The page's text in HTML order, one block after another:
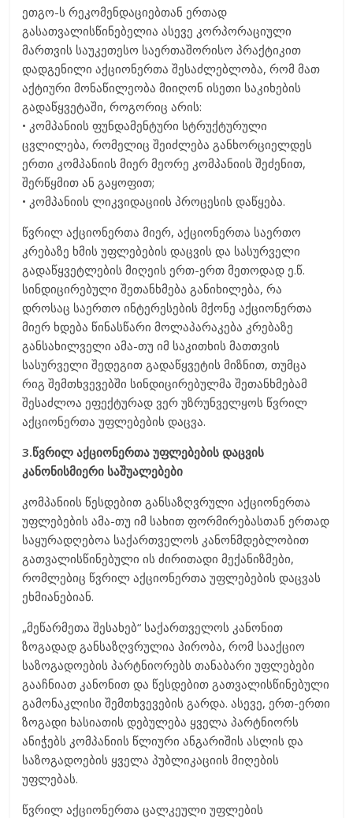
ეთგო-ს რეკომენდაციებთან ერთად
გასათვალისწინებელია ასევე კორპორაციული
მართვის საუკეთესო საერთაშორისო პრაქტიკით
დადგენილი აქციონერთა შესაძლებლობა, რომ მათ
აქტიური მონაწილეობა მიიღონ ისეთი საკიხების
გადაწყვეტაში, როგორიც არის:
• კომპანიის ფუნდამენტური სტრუქტურული
ცვლილება, რომელიც შეიძლება განხორციელდეს
ერთი კომპანიის მიერ მეორე კომპანიის შეძენით,
შერწყმით ან გაყოფით;
• კომპანიის ლიკვიდაციის პროცესის დაწყება.
წვრილ აქციონერთა მიერ, აქციონერთა საერთო
კრებაზე ხმის უფლებების დაცვის და სასურველი
გადაწყვეტლების მიღეის ერთ-ერთ მეთოდად ე.წ.
სინდიცირებული შეთანხმება განიხილება, რა
დროსაც საერთო ინტერესების მქონე აქციონერთა
მიერ ხდება წინასწარი მოლაპარაკება კრებაზე
განსახილველი ამა-თუ იმ საკითხის მათთვის
სასურველი შედეგით გადაწყვეტის მიზნით, თუმცა
რიგ შემთხვევებში სინდიცირებულმა შეთანხმებამ
შესაძლოა ეფექტურად ვერ უზრუნველყოს წვრილ
აქციონერთა უფლებების დაცვა.
3.წვრილ აქციონერთა უფლებების დაცვის
კანონისმიერი საშუალებები
კომპანიის წესდებით განსაზღვრული აქციონერთა
უფლებების ამა-თუ იმ სახით ფორმირებასთან ერთად
საყურადღებოა საქართველოს კანონმდებლობით
გათვალისწინებული ის ძირითადი მექანიზმები,
რომლებიც წვრილ აქციონერთა უფლებების დაცვას
ეხმიანებიან.
„მეწარმეთა შესახებ“ საქართველოს კანონით
ზოგადად განსაზღვრულია პირობა, რომ სააქციო
საზოგადოების პარტნიორებს თანაბარი უფლებები
გააჩნიათ კანონით და წესდებით გათვალისწინებული
გამონაკლისი შემთხვევების გარდა. ასევე, ერთ-ერთი
ზოგადი ხასიათის დებულება ყველა პარტნიორს
ანიჭებს კომპანიის წლიური ანგარიშის ასლის და
საზოგადოების ყველა პუბლიკაციის მიღების
უფლებას.
წვრილ აქციონერთა ცალკეული უფლების